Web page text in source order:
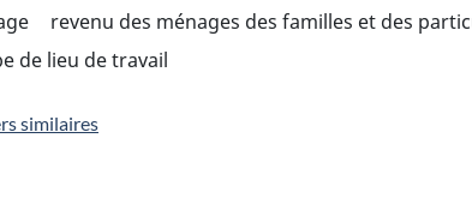
revenu des ménages des familles et des
de lieu de travail
similaires